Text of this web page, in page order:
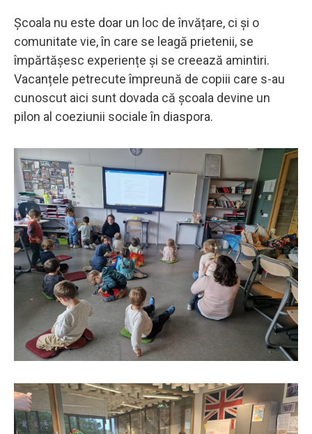
Școala nu este doar un loc de învățare, ci și o
comunitate vie, în care se leagă prietenii, se
împărtășesc experiențe și se creează amintiri.
Vacanțele petrecute împreună de copiii care s-au
cunoscut aici sunt dovada că școala devine un
pilon al coeziunii sociale în diaspora.